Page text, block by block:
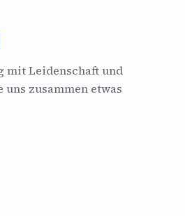
mit Leidenschaft und
uns zusammen etwas